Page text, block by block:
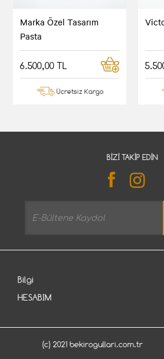
Marka Özel Tasarım
Pasta
6.500,00 TL
Ücretsiz Kargo
BIZI TAKIP EDIN
Bilgi
HESABIM
(c) 2021 bekirogullari.com.tr